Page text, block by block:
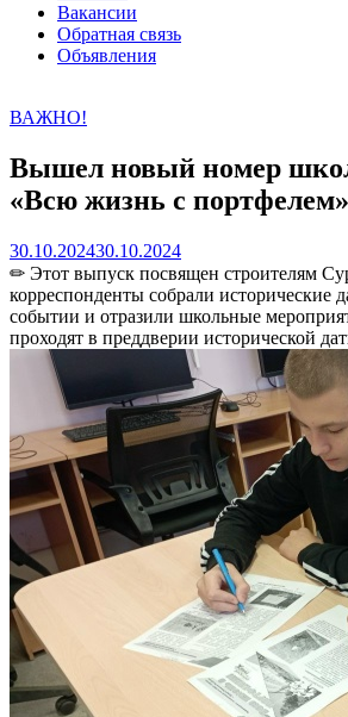
Вакансии
Обратная связь
Объявления
ВАЖНО!
Вышел новый номер
«Всю жизнь с портфелем»
30.10.202430.10.2024
✏ Этот выпуск посвящен строителям
корреспонденты собрали исторические
событии и отразили школьные
проходят в преддверии исторической